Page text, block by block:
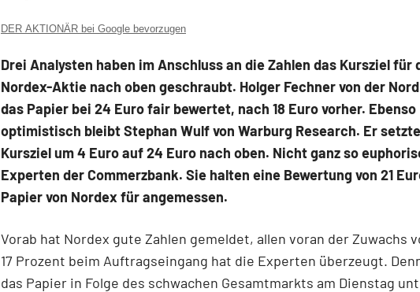
DER AKTIONÄR bei Google bevorzugen
Drei Analysten haben im Anschluss an die Zahlen das Kursziel für
Nordex-Aktie nach oben geschraubt. Holger Fechner von der
das Papier bei 24 Euro fair bewertet, nach 18 Euro vorher. Ebenso
optimistisch bleibt Stephan Wulf von Warburg Research. Er
Kursziel um 4 Euro auf 24 Euro nach oben. Nicht ganz so
Experten der Commerzbank. Sie halten eine Bewertung von 21
Papier von Nordex für angemessen.
Vorab hat Nordex gute Zahlen gemeldet, allen voran der Zuwachs
17 Prozent beim Auftragseingang hat die Experten überzeugt.
das Papier in Folge des schwachen Gesamtmarkts am Dienstag